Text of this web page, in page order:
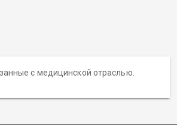
с медицинской отраслью.